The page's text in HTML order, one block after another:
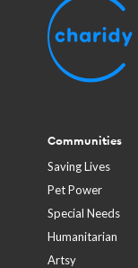
Communities
Saving Lives
Pet Power
Special Needs
Humanitarian
Artsy